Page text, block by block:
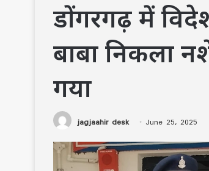
डोंगरगढ़ में
बाबा निकला
गया
jagjaahir desk June 25, 2025